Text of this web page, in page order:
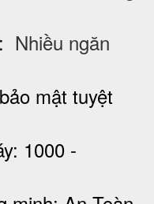
Nhiều ngăn
mật tuyệt
1000 -